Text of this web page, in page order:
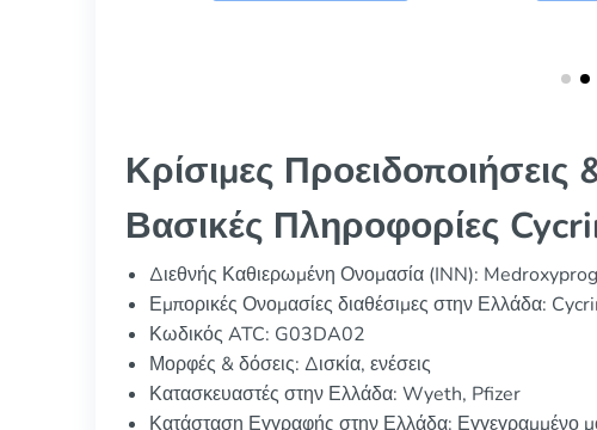
Κρίσιμες Προειδοποιήσεις
Βασικές Πληροφορίες
Διεθνής Καθιερωμένη Ονομασία (INN):
Εμπορικές Ονομασίες διαθέσιμες στην Ελλάδα:
Κωδικός ATC: G03DA02
Μορφές & δόσεις: Δισκία, ενέσεις
Κατασκευαστές στην Ελλάδα: Wyeth, Pfizer
Κατάσταση Εγγραφής στην Ελλάδα: Εγγεγραμμένο